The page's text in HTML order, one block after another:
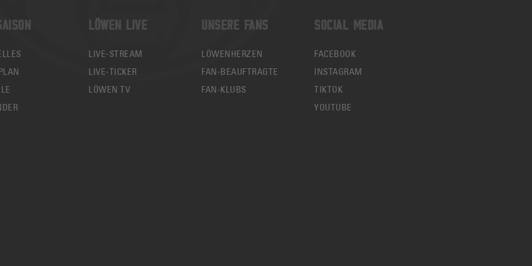
LÖWEN LIVE
LIVE-STREAM
LIVE-TICKER
LÖWEN TV
UNSERE FANS
LÖWENHERZEN
FAN-BEAUFTRAGTE
FAN-KLUBS
SOCIAL MEDIA
FACEBOOK
INSTAGRAM
TIKTOK
YOUTUBE